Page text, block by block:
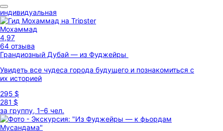
индивидуальная
Мохаммад
4,97
64 отзыва
Грандиозный Дубай — из Фуджейры
Увидеть все чудеса города будущего и познакомиться с
их историей
295 $
281 $
за группу, 1–6 чел.